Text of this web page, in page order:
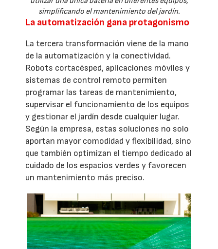
simplificando el mantenimiento del jardín.
La automatización gana protagonismo
La tercera transformación viene de la mano
de la automatización y la conectividad.
Robots cortacésped, aplicaciones móviles y
sistemas de control remoto permiten
programar las tareas de mantenimiento,
supervisar el funcionamiento de los equipos
y gestionar el jardín desde cualquier lugar.
Según la empresa, estas soluciones no solo
aportan mayor comodidad y flexibilidad, sino
que también optimizan el tiempo dedicado al
cuidado de los espacios verdes y favorecen
un mantenimiento más preciso.